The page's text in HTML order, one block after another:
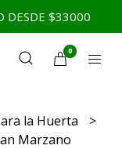
DESDE $33000
0
la Huerta
Marzano